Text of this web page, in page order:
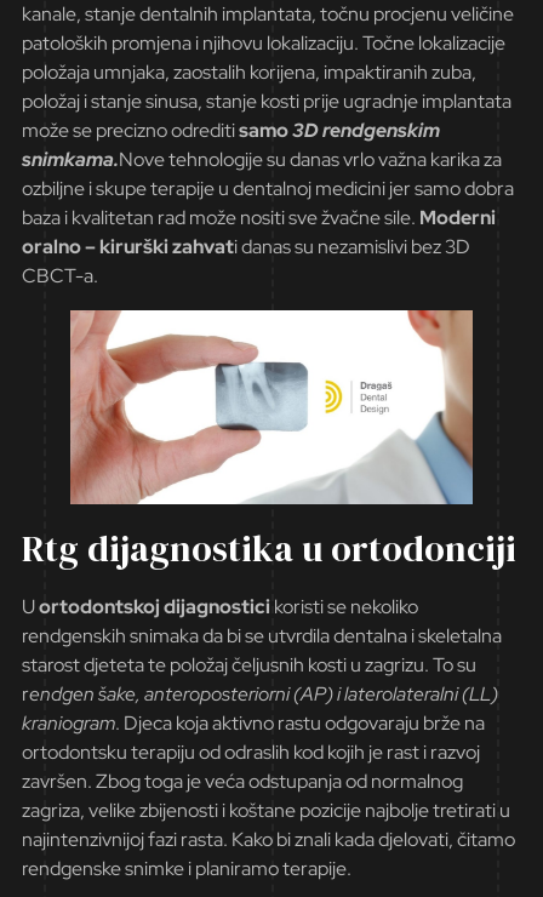
kanale, stanje dentalnih implantata, točnu procjenu veličine
patoloških promjena i njihovu lokalizaciju. Točne lokalizacije
položaja umnjaka, zaostalih korijena, impaktiranih zuba,
položaj i stanje sinusa, stanje kosti prije ugradnje implantata
može se precizno odreditisamo3D rendgenskim
snimkama.Nove tehnologije su danas vrlo važna karika za
ozbiljne i skupe terapije u dentalnoj medicini jer samo dobra
baza i kvalitetan rad može nositi sve žvačne sile. Moderni
oralno – kirurški zahvati danas su nezamislivi bez 3D
CBCT-a.
Rtg dijagnostika u ortodonciji
Uortodontskoj dijagnosticikoristi se nekoliko
rendgenskih snimaka da bi se utvrdila dentalna i skeletalna
starost djeteta te položaj čeljusnih kosti u zagrizu. To su
rendgen šake, anteroposteriorni (AP) i laterolateralni (LL)
kraniogram. Djeca koja aktivno rastu odgovaraju brže na
ortodontsku terapiju od odraslih kod kojih je rast i razvoj
završen. Zbog toga je veća odstupanja od normalnog
zagriza, velike zbijenosti i koštane pozicije najbolje tretirati u
najintenzivnijoj fazi rasta. Kako bi znali kada djelovati, čitamo
rendgenske snimke i planiramo terapije.